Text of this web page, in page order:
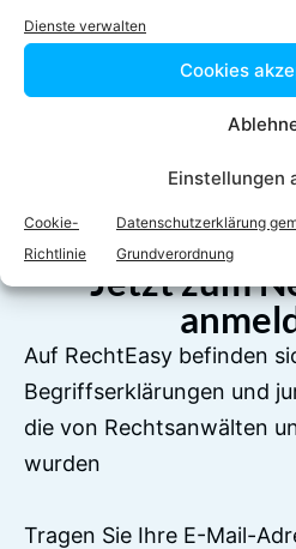
Dienste verwalten
Cookies
Einstellungen
Cookie-
Richtlinie
Datenschutzerklärung
Grundverordnung
Facebook
Jetzt zum
Auf RechtEasy befinden
Begriffserklärungen und
die von Rechtsanwälten
wurden
Tragen Sie Ihre E-Mail-